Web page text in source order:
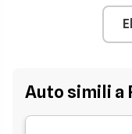
Auto simili a